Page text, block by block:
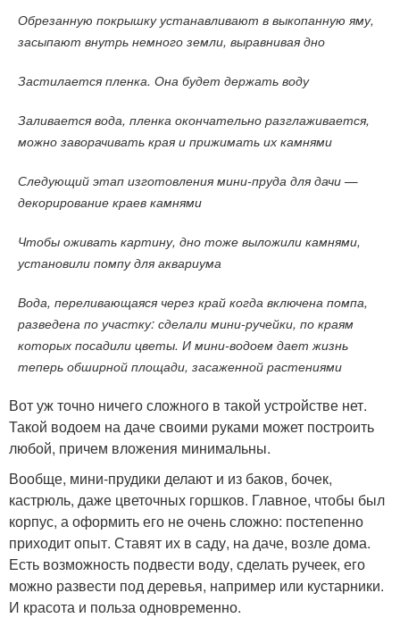
Обрезанную покрышку устанавливают в выкопанную яму,
засыпают внутрь немного земли, выравнивая дно
Застилается пленка. Она будет держать воду
Заливается вода, пленка окончательно разглаживается,
можно заворачивать края и прижимать их камнями
Следующий этап изготовления мини-пруда для дачи —
декорирование краев камнями
Чтобы оживать картину, дно тоже выложили камнями,
установили помпу для аквариума
Вода, переливающаяся через край когда включена помпа,
разведена по участку: сделали мини-ручейки, по краям
которых посадили цветы. И мини-водоем дает жизнь
теперь обширной площади, засаженной растениями
Вот уж точно ничего сложного в такой устройстве нет.
Такой водоем на даче своими руками может построить
любой, причем вложения минимальны.
Вообще, мини-прудики делают и из баков, бочек,
кастрюль, даже цветочных горшков. Главное, чтобы был
корпус, а оформить его не очень сложно: постепенно
приходит опыт. Ставят их в саду, на даче, возле дома.
Есть возможность подвести воду, сделать ручеек, его
можно развести под деревья, например или кустарники.
И красота и польза одновременно.